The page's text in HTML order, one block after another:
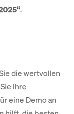
.
die wertvollen
Ihre
eine Demo an